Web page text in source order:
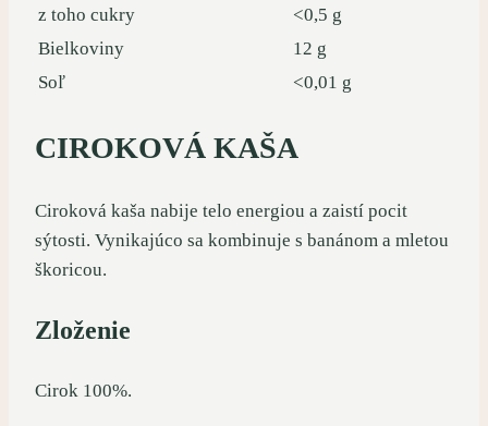
z toho cukry
<0,5 g
Bielkoviny
12 g
Soľ
<0,01 g
CIROKOVÁ KAŠA
Ciroková kaša nabije telo energiou a zaistí pocit
sýtosti. Vynikajúco sa kombinuje s banánom a mletou
škoricou.
Zloženie
Cirok 100%.